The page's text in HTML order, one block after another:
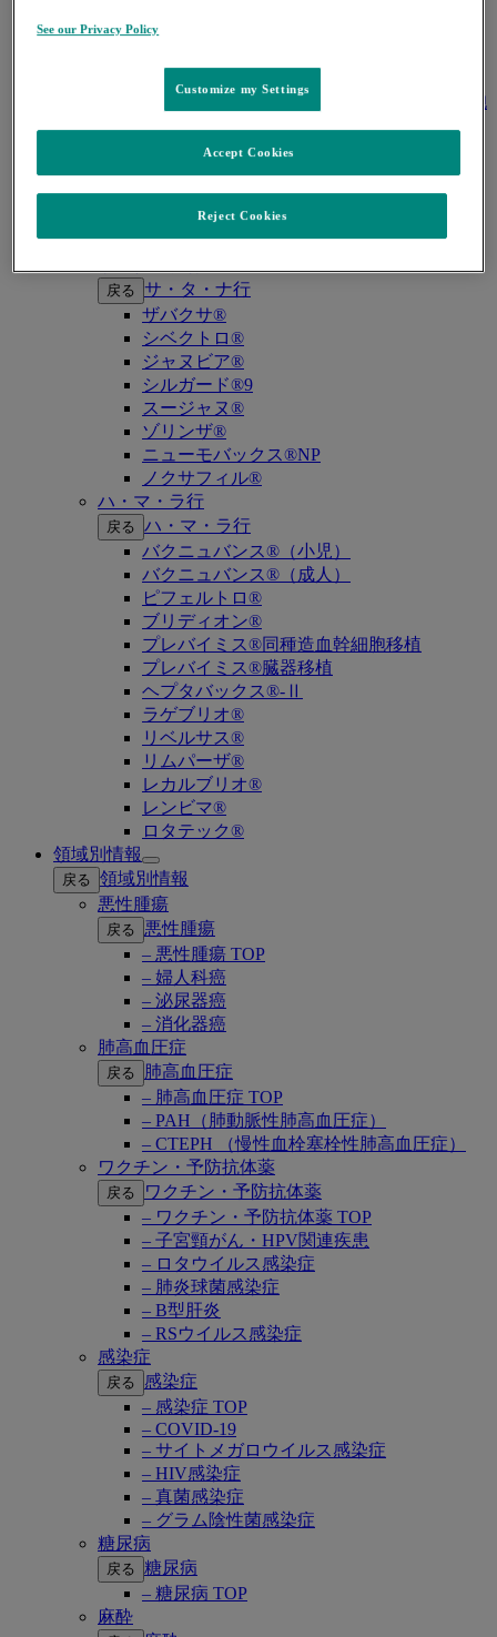
キイトルーダ®（悪性黒色腫）
キイトルーダ®（原発性縦隔大細胞型B細胞
キイトルーダ®（MSI-High固形癌）
キイトルーダ®（MSI-High結腸・直腸癌）
キイトルーダ®（TMB-High固形癌）
キャップバックス®
キュビシン®
戻る サ・タ・ナ行
ザバクサ®
シベクトロ®
ジャヌビア®
シルガード®9
スージャヌ®
ゾリンザ®
ニューモバックス®NP
ノクサフィル®
ハ・マ・ラ行
戻る ハ・マ・ラ行
バクニュバンス®（小児）
バクニュバンス®（成人）
ピフェルトロ®
ブリディオン®
プレバイミス®同種造血幹細胞移植
プレバイミス®臓器移植
ヘプタバックス®-Ⅱ
ラゲブリオ®
リベルサス®
リムパーザ®
レカルブリオ®
レンビマ®
ロタテック®
領域別情報
Open
submenu
戻る 領域別情報
悪性腫瘍
戻る
悪性腫瘍
– 悪性腫瘍 TOP
– 婦人科癌
– 泌尿器癌
– 消化器癌
肺高血圧症
戻る
肺高血圧症
– 肺高血圧症 TOP
– PAH（肺動脈性肺高血圧症）
– CTEPH （慢性血栓塞栓性肺高血圧症）
ワクチン・予防抗体薬
戻る
ワクチン・予防抗体薬
– ワクチン・予防抗体薬 TOP
– 子宮頸がん・HPV関連疾患
– ロタウイルス感染症
– 肺炎球菌感染症
– B型肝炎
– RSウイルス感染症
感染症
戻る
感染症
– 感染症 TOP
– COVID-19
– サイトメガロウイルス感染症
– HIV感染症
– 真菌感染症
– グラム陰性菌感染症
糖尿病
戻る 糖尿病
– 糖尿病 TOP
麻酔
See our Privacy Policy
Customize my Settings
Reject Cookies
Accept Cookies